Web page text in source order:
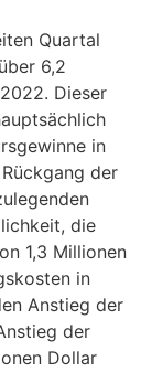
Quartal
6,2
Dieser
in
der
die
1,3 Millionen
in
Anstieg der
der
Dollar